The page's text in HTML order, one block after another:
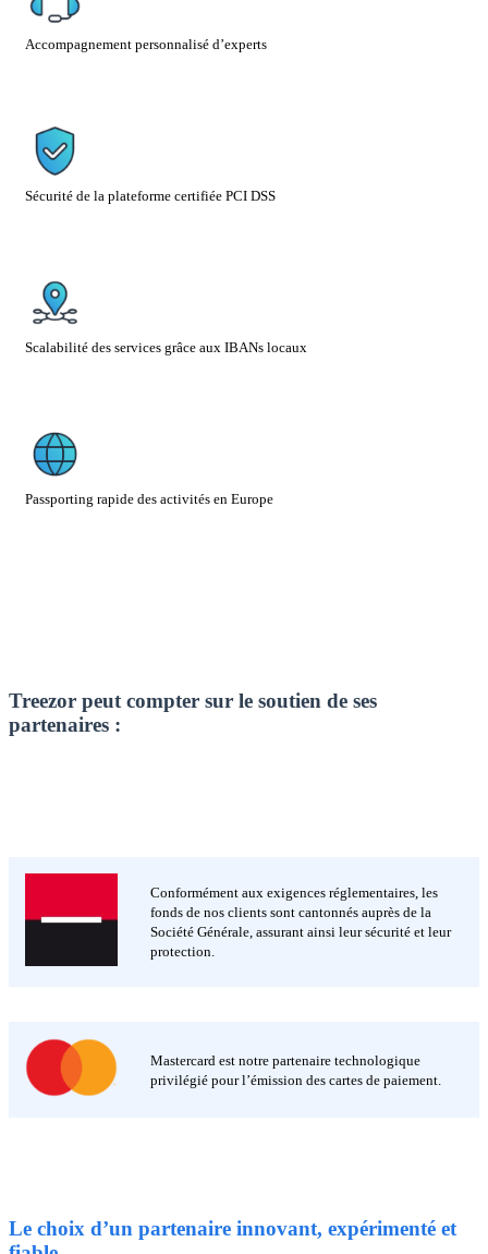
Accompagnement personnalisé d’experts
Sécurité de la plateforme certifiée PCI DSS
Scalabilité des services grâce aux IBANs locaux
Passporting rapide des activités en Europe
Treezor peut compter sur le soutien de ses
partenaires :
Conformément aux exigences réglementaires, les
fonds de nos clients sont cantonnés auprès de la
Société Générale, assurant ainsi leur sécurité et leur
protection.
Mastercard est notre partenaire technologique
privilégié pour l’émission des cartes de paiement.
Le choix d’un partenaire innovant, expérimenté et